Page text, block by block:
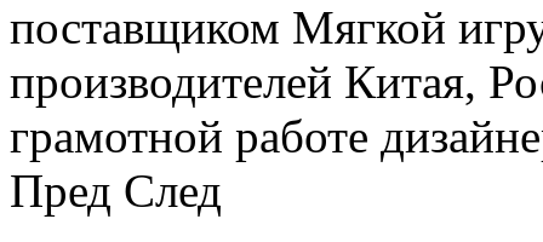
поставщиком Мягкой
производителей Китая,
грамотной работе
Пред След